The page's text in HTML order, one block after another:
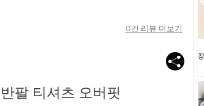
0건 리뷰 더보기
팔 티셔츠 오버핏